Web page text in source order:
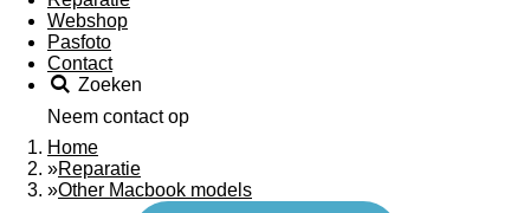
Webshop
Pasfoto
Contact
Zoeken
Neem contact op
Home
»Reparatie
»Other Macbook models